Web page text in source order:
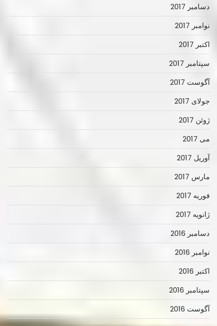
دسامبر 2017
نوامبر 2017
اکتبر 2017
سپتامبر 2017
آگوست 2017
جولای 2017
ژوئن 2017
می 2017
آوریل 2017
مارس 2017
فوریه 2017
ژانویه 2017
دسامبر 2016
نوامبر 2016
اکتبر 2016
سپتامبر 2016
آگوست 2016